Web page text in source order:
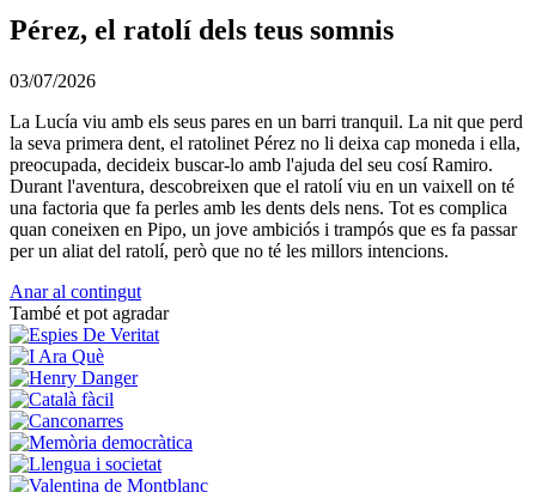
Pérez, el ratolí dels teus somnis
03/07/2026
La Lucía viu amb els seus pares en un barri tranquil. La nit que perd
la seva primera dent, el ratolinet Pérez no li deixa cap moneda i ella,
preocupada, decideix buscar-lo amb l'ajuda del seu cosí Ramiro.
Durant l'aventura, descobreixen que el ratolí viu en un vaixell on té
una factoria que fa perles amb les dents dels nens. Tot es complica
quan coneixen en Pipo, un jove ambiciós i trampós que es fa passar
per un aliat del ratolí, però que no té les millors intencions.
Anar al contingut
També et pot agradar